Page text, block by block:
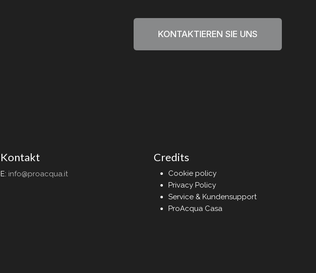
KONTAKTIEREN SIE UNS
Kontakt
E: info@proacqua.it
Credits
Cookie policy
Privacy Policy
Service & Kundensupport
ProAcqua Casa